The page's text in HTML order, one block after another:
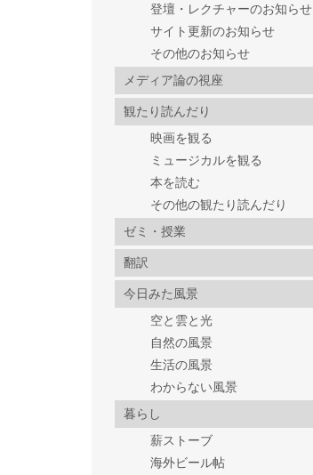
登壇・レクチャーのお知らせ
サイト更新のお知らせ
その他のお知らせ
メディア論の視座
観たり読んだり
映画を観る
ミュージカルを観る
本を読む
その他の観たり読んだり
ゼミ・授業
翻訳
今日みた風景
空と雲と光
自然の風景
生活の風景
わからない風景
暮らし
薪ストーブ
海外ビール帖